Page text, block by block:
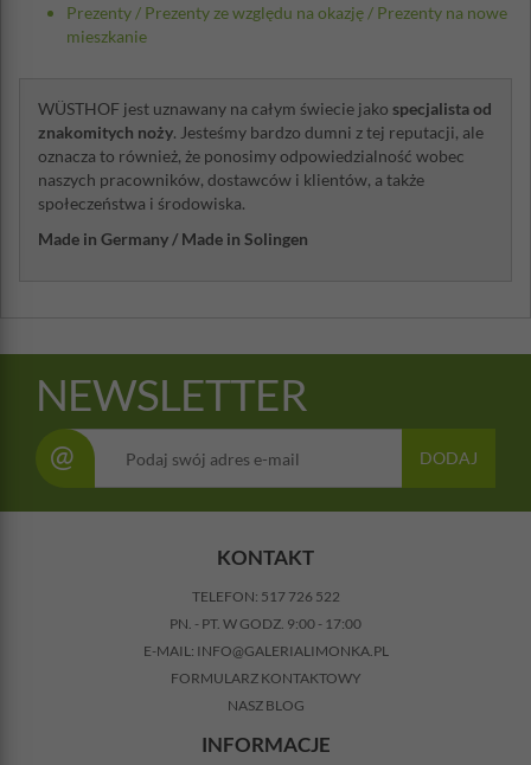
Prezenty / Prezenty ze względu na okazję / Prezenty na nowe
mieszkanie
WÜSTHOF jest uznawany na całym świecie jako specjalista od
znakomitych noży. Jesteśmy bardzo dumni z tej reputacji, ale
oznacza to również, że ponosimy odpowiedzialność wobec
naszych pracowników, dostawców i klientów, a także
społeczeństwa i środowiska.
Made in Germany / Made in Solingen
NEWSLETTER
@ DODAJ
KONTAKT
TELEFON: 517 726 522
PN. - PT. W GODZ. 9:00 - 17:00
E-MAIL: INFO@GALERIALIMONKA.PL
FORMULARZ KONTAKTOWY
NASZ BLOG
INFORMACJE